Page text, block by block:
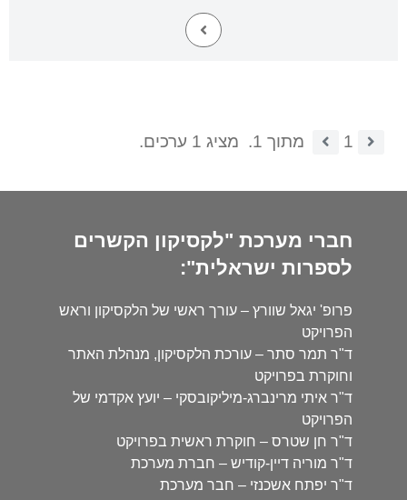
1 מתוך 1. מציג 1 ערכים.
חברי מערכת "לקסיקון הקשרים
לספרות ישראלית":
פרופ' יגאל שוורץ – עורך ראשי של הלקסיקון וראש
הפרויקט
ד"ר תמר סתר – עורכת הלקסיקון, מנהלת האתר
וחוקרת בפרויקט
ד"ר איתי מרינברג-מיליקובסקי – יועץ אקדמי של
הפרויקט
ד"ר חן שטרס – חוקרת ראשית בפרויקט
ד"ר מוריה דיין-קודיש – חברת מערכת
ד"ר יפתח אשכנזי – חבר מערכת